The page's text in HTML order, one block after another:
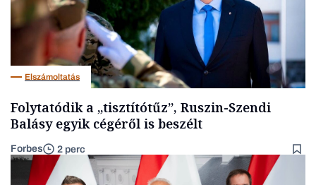
Elszámoltatás
Folytatódik a „tisztítótűz”, Ruszin-Szendi
Balásy egyik cégéről is beszélt
Forbes 2 perc